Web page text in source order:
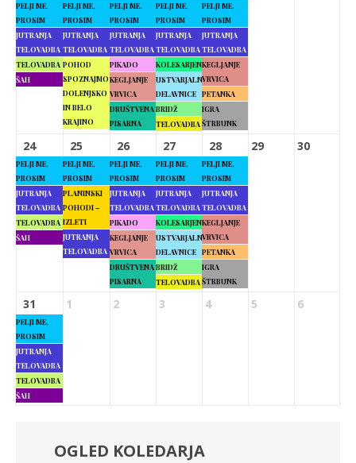
PELJI ME,
PROSIM
JUTRANJA
TELOVADBA
TELOVADBA
ŠAH
PELJI ME,
PROSIM
JUTRANJA
TELOVADBA
POHOD
SPOZNAJMO
DOLENJSKO
IN BELO
KRAJINO
PELJI ME,
PROSIM
JUTRANJA
TELOVADBA
PIKADO
KEGLJANJE
VRVICA
DRUŠTVENA
PISARNA
PELJI ME,
PROSIM
JUTRANJA
TELOVADBA
KOLESARJENJE
USTVARJALNE
DELAVNICE
BRIDŽ
TELOVADBA
PELJI ME,
PROSIM
JUTRANJA
TELOVADBA
KEGLJANJE
VRVICA
PETANKA
IGRA
ŠTRBUNK
24
PELJI ME,
PROSIM
JUTRANJA
TELOVADBA
TELOVADBA
ŠAH
25
PELJI ME,
PROSIM
PLANINSKI
POHODI –
IZLETI
JUTRANJA
TELOVADBA
26
PELJI ME,
PROSIM
JUTRANJA
TELOVADBA
PIKADO
KEGLJANJE
VRVICA
DRUŠTVENA
PISARNA
27
PELJI ME,
PROSIM
JUTRANJA
TELOVADBA
KOLESARJENJE
USTVARJALNE
DELAVNICE
BRIDŽ
TELOVADBA
28
PELJI ME,
PROSIM
JUTRANJA
TELOVADBA
KEGLJANJE
VRVICA
PETANKA
IGRA
ŠTRBUNK
29 30
31
PELJI ME,
PROSIM
JUTRANJA
TELOVADBA
TELOVADBA
ŠAH
1 2 3 4 5 6
OGLED KOLEDARJA